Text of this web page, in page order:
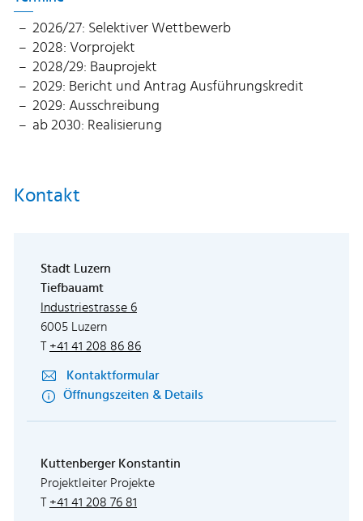
2026/27: Selektiver Wettbewerb
2028: Vorprojekt
2028/29: Bauprojekt
2029: Bericht und Antrag Ausführungskredit
2029: Ausschreibung
ab 2030: Realisierung
Kontakt
Stadt Luzern
Tiefbauamt
Industriestrasse 6Externer Link wird in einem neuen
6005 Luzern
T +41 41 208 86 86
Kontaktformular
Öffnungszeiten & Details
Kuttenberger Konstantin
Projektleiter Projekte
T +41 41 208 76 81